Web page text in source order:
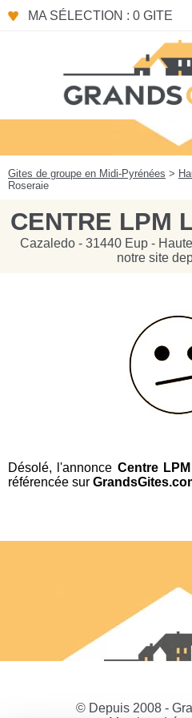
MA SÉLECTION : 0 GITE
Gites de groupe en Midi-Pyrénées >
Roseraie
CENTRE LPM
Cazaledo - 31440 Eup -
notre site
Désolé, l'annonce Centre
référencée sur
© Depuis 2008 -
Panneau de gestion des cookies